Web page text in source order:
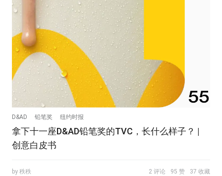
D&AD 铅笔奖 纽约时报
拿下十一座D&AD铅笔奖的TVC，长什么样子？ |
创意白皮书
by 秩秩 2 评论 95 赞 37 收藏